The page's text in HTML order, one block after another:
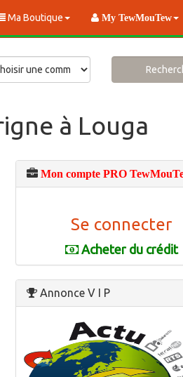
Ma Boutique My TewMouTew
à Louga
Mon compte PRO
Se connecter
Acheter du crédit
Annonce V I P